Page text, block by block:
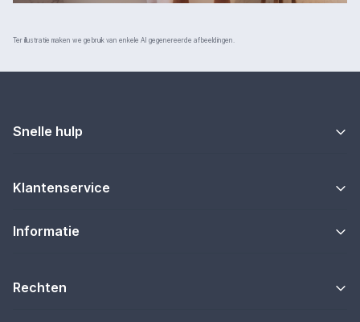
Ter illustratie maken we gebruik van enkele AI gegenereerde afbeeldingen.
Snelle hulp
Klantenservice
Informatie
Rechten